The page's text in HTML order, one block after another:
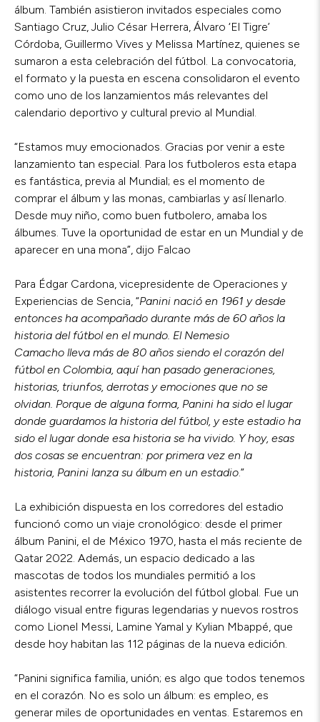
álbum. También asistieron invitados especiales como
Santiago Cruz, Julio César Herrera, Álvaro ‘El Tigre’
Córdoba, Guillermo Vives y Melissa Martínez, quienes se
sumaron a esta celebración del fútbol. La convocatoria,
el formato y la puesta en escena consolidaron el evento
como uno de los lanzamientos más relevantes del
calendario deportivo y cultural previo al Mundial.
“Estamos muy emocionados. Gracias por venir a este
lanzamiento tan especial. Para los futboleros esta etapa
es fantástica, previa al Mundial; es el momento de
comprar el álbum y las monas, cambiarlas y así llenarlo.
Desde muy niño, como buen futbolero, amaba los
álbumes. Tuve la oportunidad de estar en un Mundial y de
aparecer en una mona”, dijo Falcao
Para Édgar Cardona, vicepresidente de Operaciones y
Experiencias de Sencia, “Panini nació en 1961 y desde
entonces ha acompañado durante más de 60 años la
historia del fútbol en el mundo. El Nemesio
Camacho lleva más de 80 años siendo el corazón del
fútbol en Colombia, aquí han pasado generaciones,
historias, triunfos, derrotas y emociones que no se
olvidan. Porque de alguna forma, Panini ha sido el lugar
donde guardamos la historia del fútbol, y este estadio ha
sido el lugar donde esa historia se ha vivido. Y hoy, esas
dos cosas se encuentran: por primera vez en la
historia, Panini lanza su álbum en un estadio.”
La exhibición dispuesta en los corredores del estadio
funcionó como un viaje cronológico: desde el primer
álbum Panini, el de México 1970, hasta el más reciente de
Qatar 2022. Además, un espacio dedicado a las
mascotas de todos los mundiales permitió a los
asistentes recorrer la evolución del fútbol global. Fue un
diálogo visual entre figuras legendarias y nuevos rostros
como Lionel Messi, Lamine Yamal y Kylian Mbappé, que
desde hoy habitan las 112 páginas de la nueva edición.
“Panini significa familia, unión; es algo que todos tenemos
en el corazón. No es solo un álbum: es empleo, es
generar miles de oportunidades en ventas. Estaremos en